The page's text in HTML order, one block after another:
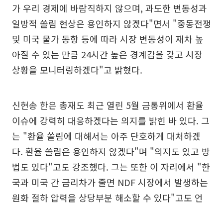
가 우리 경제에 바람직하지 않으며, 과도한 변동성과
일방적 쏠림 현상은 용인하지 않겠다"면서 "중동전쟁
및 미국 물가 동향 등에 따라 시장 변동성이 재차 높
아질 수 있는 만큼 24시간 높은 경계감을 갖고 시장
상황을 모니터링하겠다"고 밝혔다.
신현송 한은 총재도 최근 열린 5월 금통위에서 환율
이슈에 강력히 대응하겠다는 의지를 밝힌 바 있다. 그
는 "환율 쏠림에 대해서는 아주 단호하게 대처하겠
다. 환율 쏠림은 용인하지 않겠다"며 "의지도 있고 방
법도 있다"고도 강조했다. 그는 또한 이 자리에서 "한
국과 미국 간 금리차가 줄면 NDF 시장에서 발생하는
원화 절하 압력을 상당부분 해소할 수 있다"고도 언